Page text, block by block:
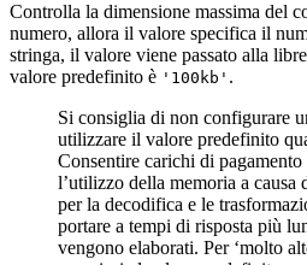
Controlla la dimensione massima del
numero, allora il valore specifica il
stringa, il valore viene passato alla
valore predefinito è '100kb' .
Si consiglia di non configurare
utilizzare il valore predefinito
Consentire carichi di
l’utilizzo della memoria a causa
per la decodifica e le
portare a tempi di risposta più
vengono elaborati. Per ‘molto